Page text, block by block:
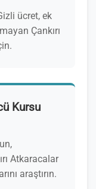
ücret, ek
Çankırı
Kursu
Atkaracalar
araştırın.